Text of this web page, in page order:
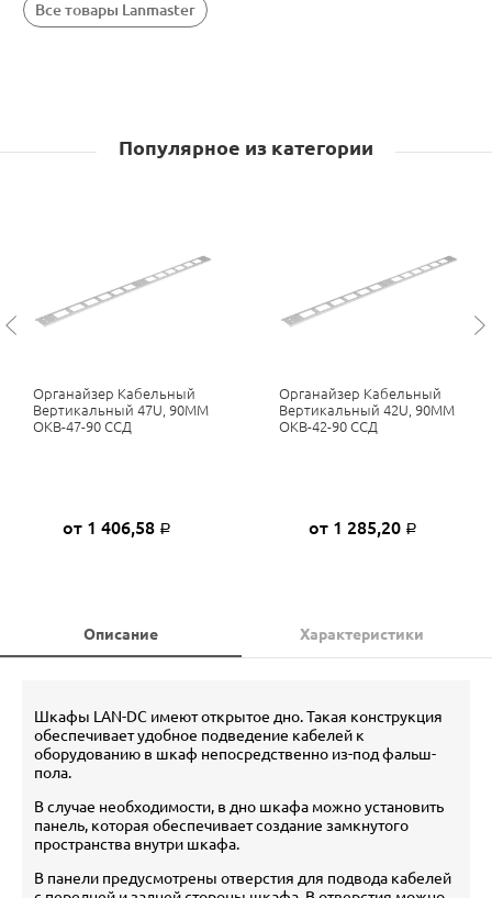
Все товары Lanmaster
Популярное из категории
Органайзер Кабельный
Вертикальный 47U, 90ММ
ОКВ-47-90 ССД
от 1 406,58 Р
Органайзер Кабельный
Вертикальный 42U, 90ММ
ОКВ-42-90 ССД
от 1 285,20 Р
Описание Характеристики
Шкафы LAN-DC имеют открытое дно. Такая конструкция
обеспечивает удобное подведение кабелей к
оборудованию в шкаф непосредственно из-под фальш-
пола.
В случае необходимости, в дно шкафа можно установить
панель, которая обеспечивает создание замкнутого
пространства внутри шкафа.
В панели предусмотрены отверстия для подвода кабелей